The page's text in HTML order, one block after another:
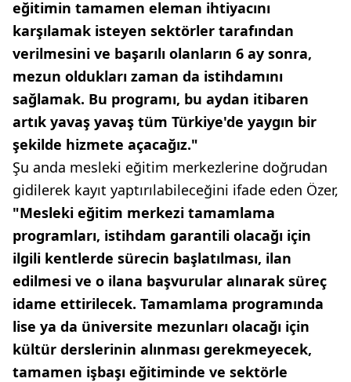
eğitimin tamamen eleman ihtiyacını
karşılamak isteyen sektörler tarafından
verilmesini ve başarılı olanların 6 ay sonra,
mezun oldukları zaman da istihdamını
sağlamak. Bu programı, bu aydan itibaren
artık yavaş yavaş tüm Türkiye'de yaygın bir
şekilde hizmete açacağız."
Şu anda mesleki eğitim merkezlerine doğrudan
gidilerek kayıt yaptırılabileceğini ifade eden Özer,
"Mesleki eğitim merkezi tamamlama
programları, istihdam garantili olacağı için
ilgili kentlerde sürecin başlatılması, ilan
edilmesi ve o ilana başvurular alınarak süreç
idame ettirilecek. Tamamlama programında
lise ya da üniversite mezunları olacağı için
kültür derslerinin alınması gerekmeyecek,
tamamen işbaşı eğitiminde ve sektörle